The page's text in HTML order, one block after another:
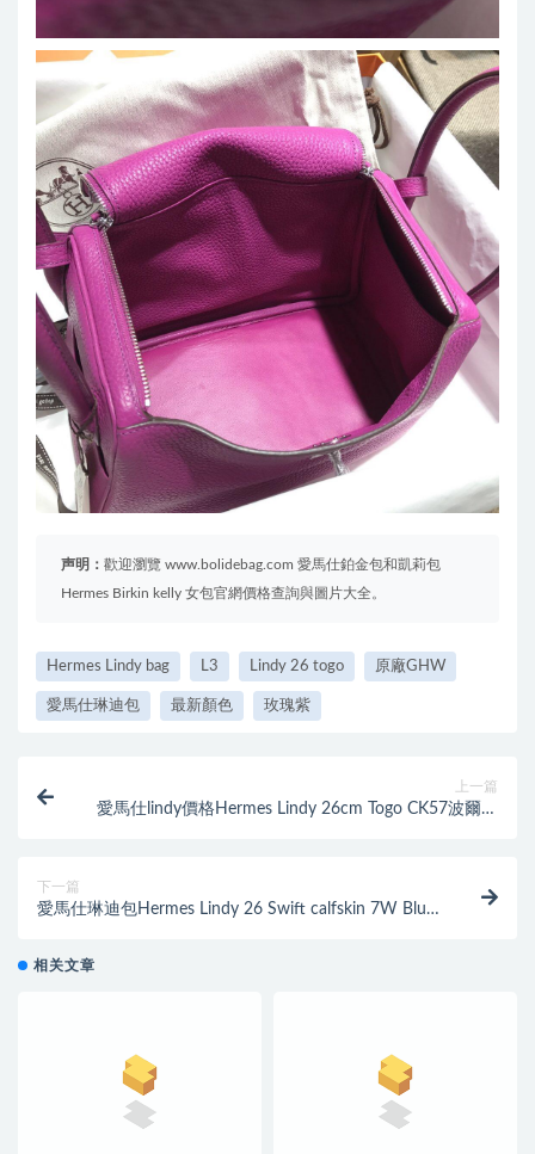
声明： 歡迎瀏覽 www.bolidebag.com 愛馬仕鉑金包和凱莉包
Hermes Birkin kelly 女包官網價格查詢與圖片大全。
Hermes Lindy bag L3 Lindy 26 togo 原廠GHW
愛馬仕琳迪包 最新顏色 玫瑰紫
上一篇
愛馬仕lindy價格Hermes Lindy 26cm Togo CK57波爾多
下一篇
愛馬仕琳迪包Hermes Lindy 26 Swift calfskin 7W Blue
相关文章